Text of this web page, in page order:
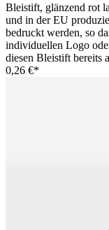
Bleistift, glänzend rot
und in der EU
bedruckt werden, so
individuellen Logo
diesen Bleistift bereits
0,26 €*